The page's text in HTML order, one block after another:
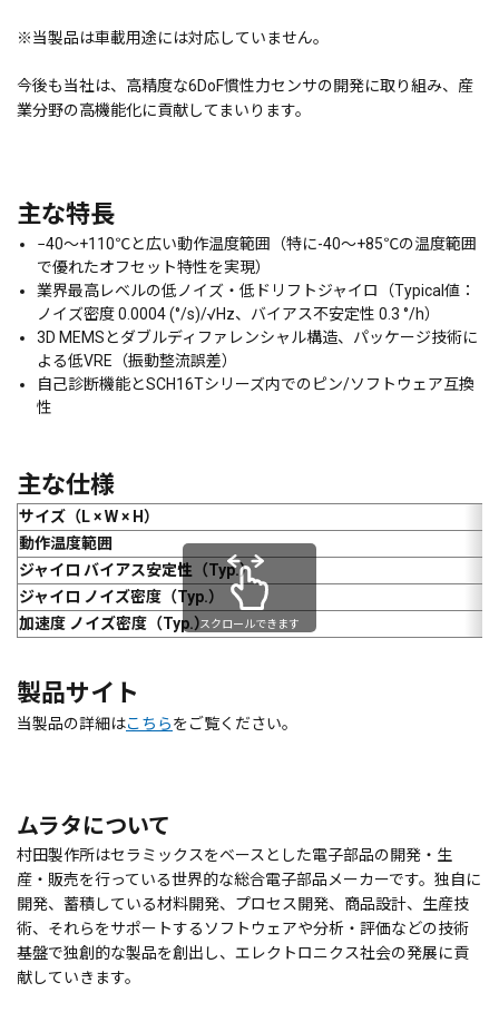
※当製品は車載用途には対応していません。
今後も当社は、高精度な6DoF慣性力センサの開発に取り組み、産
業分野の高機能化に貢献してまいります。
主な特長
−40～+110℃と広い動作温度範囲（特に-40～+85℃の温度範囲
で優れたオフセット特性を実現）
業界最高レベルの低ノイズ・低ドリフトジャイロ（Typical値：
ノイズ密度 0.0004 (°/s)/√Hz、バイアス不安定性 0.3 °/h）
3D MEMSとダブルディファレンシャル構造、パッケージ技術に
よる低VRE（振動整流誤差）
自己診断機能とSCH16Tシリーズ内でのピン/ソフトウェア互換
性
主な仕様
サイズ（L × W × H）
動作温度範囲
ジャイロ バイアス安定性（Typ.）
ジャイロ ノイズ密度（Typ.）
加速度 ノイズ密度（Typ.）スクロールできます
製品サイト
当製品の詳細はこちらをご覧ください。
ムラタについて
村田製作所はセラミックスをベースとした電子部品の開発・生
産・販売を行っている世界的な総合電子部品メーカーです。独自に
開発、蓄積している材料開発、プロセス開発、商品設計、生産技
術、それらをサポートするソフトウェアや分析・評価などの技術
基盤で独創的な製品を創出し、エレクトロニクス社会の発展に貢
献していきます。